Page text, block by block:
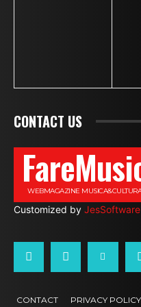
CONTACT US
WEBMAGAZINE MUSICA&CULTURA
Customized by
CONTACT PRIVACY POLICY